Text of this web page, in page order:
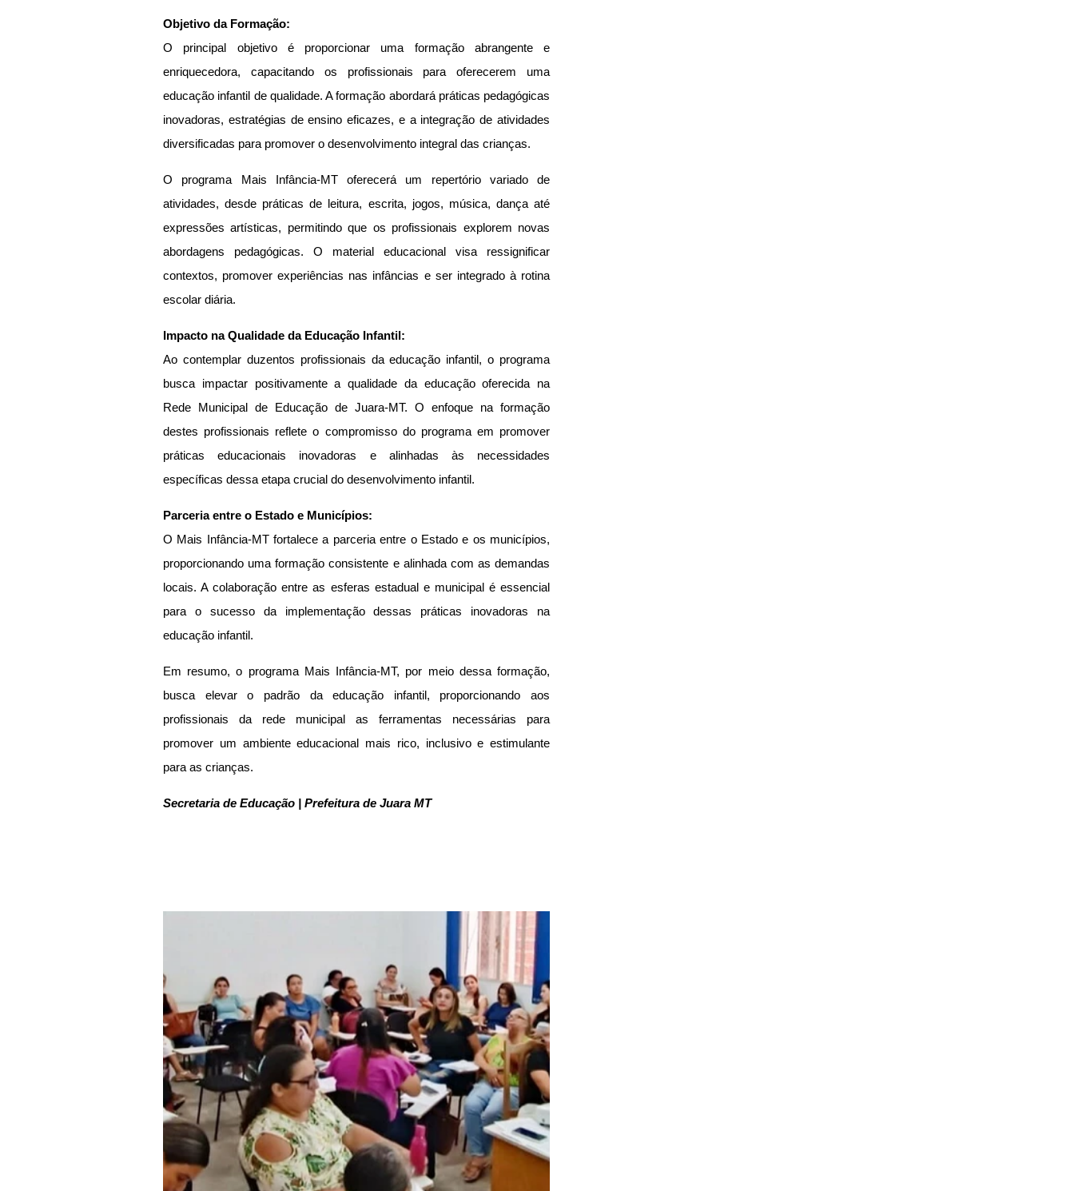
Objetivo da Formação:
O principal objetivo é proporcionar uma formação abrangente e
enriquecedora, capacitando os profissionais para oferecerem uma
educação infantil de qualidade. A formação abordará práticas pedagógicas
inovadoras, estratégias de ensino eficazes, e a integração de atividades
diversificadas para promover o desenvolvimento integral das crianças.
O programa Mais Infância-MT oferecerá um repertório variado de
atividades, desde práticas de leitura, escrita, jogos, música, dança até
expressões artísticas, permitindo que os profissionais explorem novas
abordagens pedagógicas. O material educacional visa ressignificar
contextos, promover experiências nas infâncias e ser integrado à rotina
escolar diária.
Impacto na Qualidade da Educação Infantil:
Ao contemplar duzentos profissionais da educação infantil, o programa
busca impactar positivamente a qualidade da educação oferecida na
Rede Municipal de Educação de Juara-MT. O enfoque na formação
destes profissionais reflete o compromisso do programa em promover
práticas educacionais inovadoras e alinhadas às necessidades
específicas dessa etapa crucial do desenvolvimento infantil.
Parceria entre o Estado e Municípios:
O Mais Infância-MT fortalece a parceria entre o Estado e os municípios,
proporcionando uma formação consistente e alinhada com as demandas
locais. A colaboração entre as esferas estadual e municipal é essencial
para o sucesso da implementação dessas práticas inovadoras na
educação infantil.
Em resumo, o programa Mais Infância-MT, por meio dessa formação,
busca elevar o padrão da educação infantil, proporcionando aos
profissionais da rede municipal as ferramentas necessárias para
promover um ambiente educacional mais rico, inclusivo e estimulante
para as crianças.
Secretaria de Educação | Prefeitura de Juara MT